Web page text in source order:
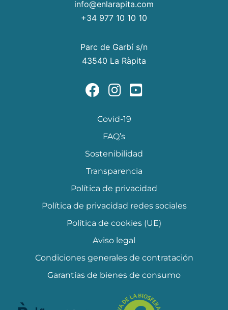
info@enlarapita.com
+34 977 10 10 10
Parc de Garbí s/n
43540 La Ràpita
Covid-19
FAQ’s
Sostenibilidad
Transparencia
Política de privacidad
Política de privacidad redes sociales
Política de cookies (UE)
Aviso legal
Condiciones generales de contratación
Garantías de bienes de consumo